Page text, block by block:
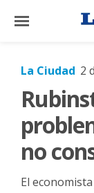
×
El
El
Mundo
La
La Ciudad 2
no
El